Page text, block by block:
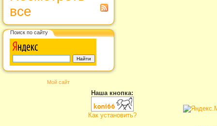
все
Поиск по сайту
Мой сайт
Наша кнопка:
Как установить?